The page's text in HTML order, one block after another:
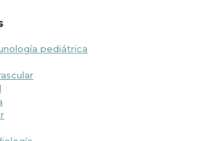
pediátrica